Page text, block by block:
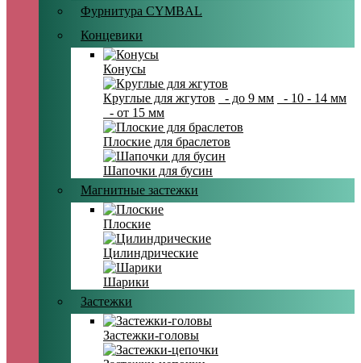
Фурнитура CYMBAL
Концевики
Конусы
Круглые для жгутов - до 9 мм
- 10 - 14 мм
- от 15 мм
Плоские для браслетов
Шапочки для бусин
Магнитные застежки
Плоские
Цилиндрические
Шарики
Застежки
Застежки-головы